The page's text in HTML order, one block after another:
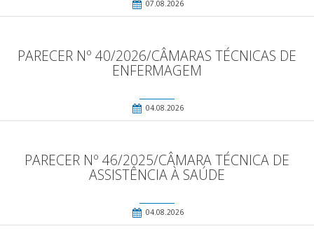
07.08.2026
PARECER Nº 40/2026/CÂMARAS TÉCNICAS DE
ENFERMAGEM
04.08.2026
PARECER Nº 46/2025/CÂMARA TÉCNICA DE
ASSISTÊNCIA À SAÚDE
04.08.2026